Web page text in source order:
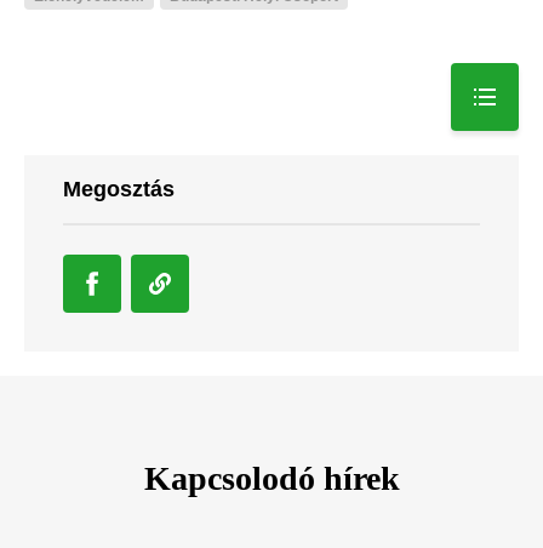
Megosztás
Kapcsolodó hírek